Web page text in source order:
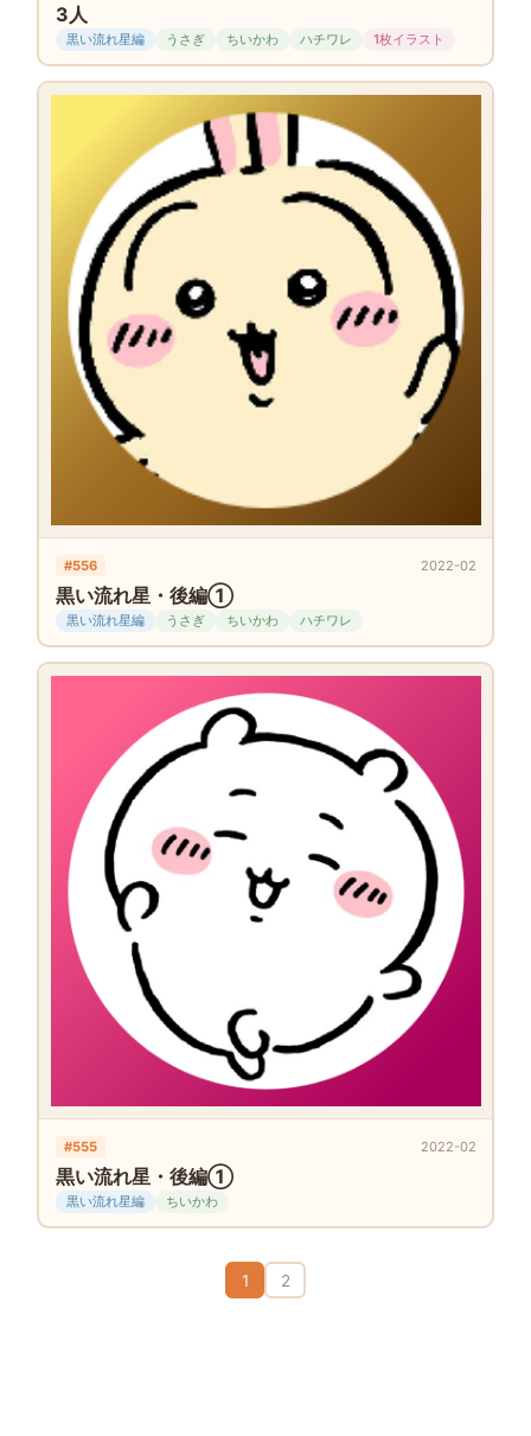
3人
黒い流れ星編 うさぎ ちいかわ ハチワレ 1枚イラスト
#556 2022-02
黒い流れ星・後編①
黒い流れ星編 うさぎ ちいかわ ハチワレ
#555 2022-02
黒い流れ星・後編①
黒い流れ星編 ちいかわ
1 2